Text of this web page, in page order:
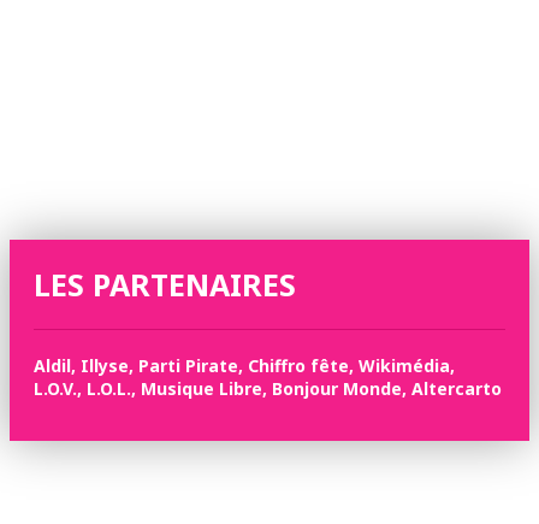
LES PARTENAIRES
Aldil, Illyse, Parti Pirate, Chiffro fête, Wikimédia,
L.O.V., L.O.L., Musique Libre, Bonjour Monde, Altercarto